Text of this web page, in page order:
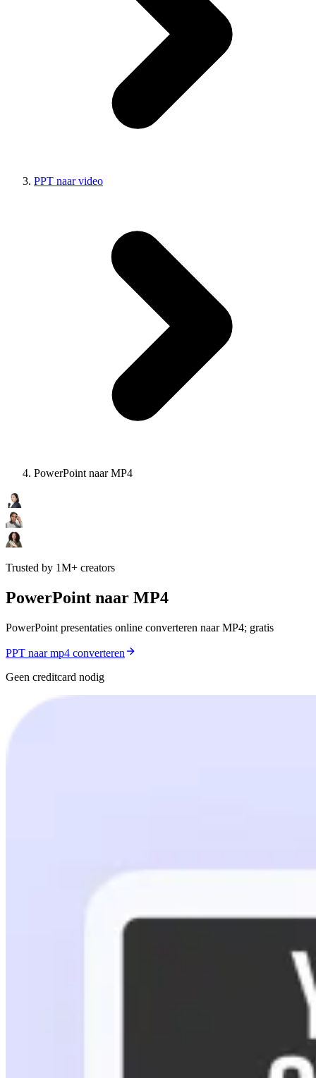
PPT naar video
PowerPoint naar MP4
Trusted by 1M+ creators
PowerPoint naar MP4
PowerPoint presentaties online converteren naar MP4; gratis
PPT naar mp4 converteren
Geen creditcard nodig